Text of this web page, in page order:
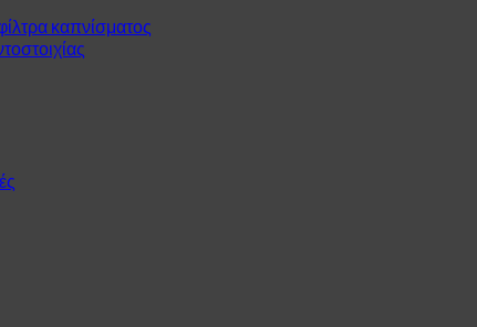
καπνίσματος